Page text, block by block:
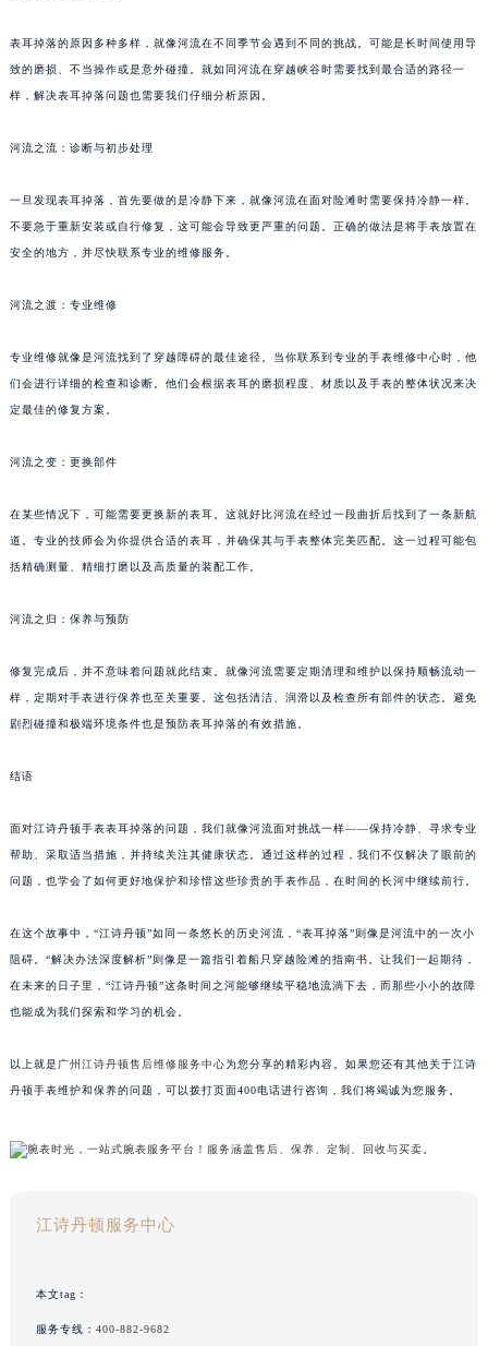
表耳掉落的原因多种多样，就像河流在不同季节会遇到不同的挑战。可能是长时间使用导
致的磨损、不当操作或是意外碰撞。就如同河流在穿越峡谷时需要找到最合适的路径一
样，解决表耳掉落问题也需要我们仔细分析原因。
河流之流：诊断与初步处理
一旦发现表耳掉落，首先要做的是冷静下来，就像河流在面对险滩时需要保持冷静一样。
不要急于重新安装或自行修复，这可能会导致更严重的问题。正确的做法是将手表放置在
安全的地方，并尽快联系专业的维修服务。
河流之渡：专业维修
专业维修就像是河流找到了穿越障碍的最佳途径。当你联系到专业的手表维修中心时，他
们会进行详细的检查和诊断。他们会根据表耳的磨损程度、材质以及手表的整体状况来决
定最佳的修复方案。
河流之变：更换部件
在某些情况下，可能需要更换新的表耳。这就好比河流在经过一段曲折后找到了一条新航
道。专业的技师会为你提供合适的表耳，并确保其与手表整体完美匹配。这一过程可能包
括精确测量、精细打磨以及高质量的装配工作。
河流之归：保养与预防
修复完成后，并不意味着问题就此结束。就像河流需要定期清理和维护以保持顺畅流动一
样，定期对手表进行保养也至关重要。这包括清洁、润滑以及检查所有部件的状态。避免
剧烈碰撞和极端环境条件也是预防表耳掉落的有效措施。
结语
面对江诗丹顿手表表耳掉落的问题，我们就像河流面对挑战一样——保持冷静、寻求专业
帮助、采取适当措施，并持续关注其健康状态。通过这样的过程，我们不仅解决了眼前的
问题，也学会了如何更好地保护和珍惜这些珍贵的手表作品，在时间的长河中继续前行。
在这个故事中，“江诗丹顿”如同一条悠长的历史河流，“表耳掉落”则像是河流中的一次小
阻碍。“解决办法深度解析”则像是一篇指引着船只穿越险滩的指南书。让我们一起期待，
在未来的日子里，“江诗丹顿”这条时间之河能够继续平稳地流淌下去，而那些小小的故障
也能成为我们探索和学习的机会。
以上就是 广州江诗丹顿售后维修服务中心为您分享的精彩内容。如果您还有其他关于江诗
丹顿手表维护和保养的问题，可以拨打页面400电话进行咨询，我们将竭诚为您服务。
江诗丹顿服务中心
本文tag：
服务专线： 400-882-9682